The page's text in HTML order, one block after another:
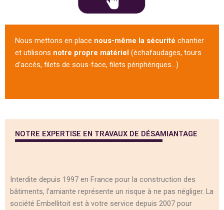
Nous mettons en place nous-même la sécurité chantier
et utilisons notre propre matériel (échafaudages, tours
d’accès, filets de sous-face, filets périphériques…)
NOTRE EXPERTISE EN TRAVAUX DE DÉSAMIANTAGE
Interdite depuis 1997 en France pour la construction des
bâtiments, l’amiante représente un risque à ne pas négliger. La
société Embellitoit est à votre service depuis 2007 pour